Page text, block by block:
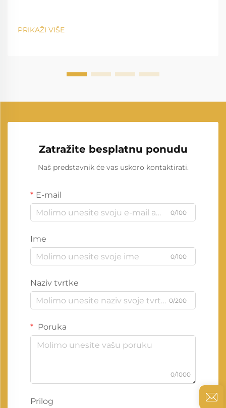
PRIKAŽI VIŠE
Zatražite besplatnu ponudu
Naš predstavnik će vas uskoro kontaktirati.
E-mail
0/100
Ime
0/100
Naziv tvrtke
0/200
Poruka
0/1000
Prilog